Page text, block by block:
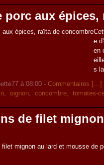
porc aux
e
en
s
à 08:00 -Commentaires […]
,oignon,concombre,tomates-
de filet